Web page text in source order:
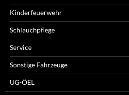
Kinderfeuerwehr
Schlauchpflege
Service
Sonstige Fahrzeuge
UG-ÖEL